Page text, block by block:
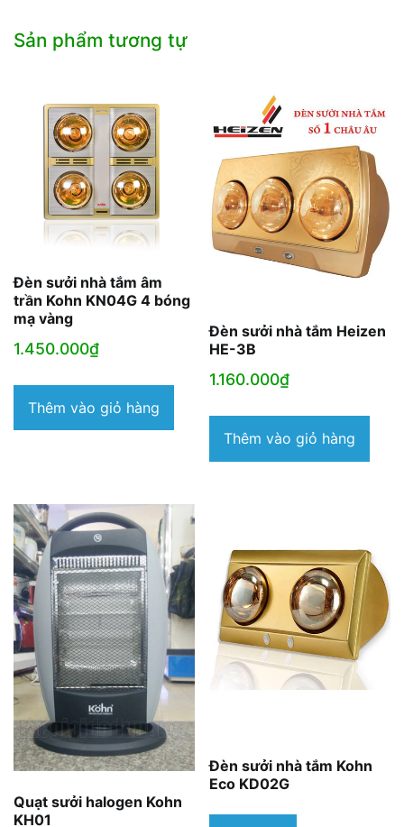
Sản phẩm tương tự
Đèn sưởi nhà tắm âm
trần Kohn KN04G 4 bóng
mạ vàng
1.450.000₫
Thêm vào giỏ hàng
Đèn sưởi nhà tắm Heizen
HE-3B
1.160.000₫
Thêm vào giỏ hàng
Quạt sưởi halogen Kohn
KH01
Đèn sưởi nhà tắm Kohn
Eco KD02G